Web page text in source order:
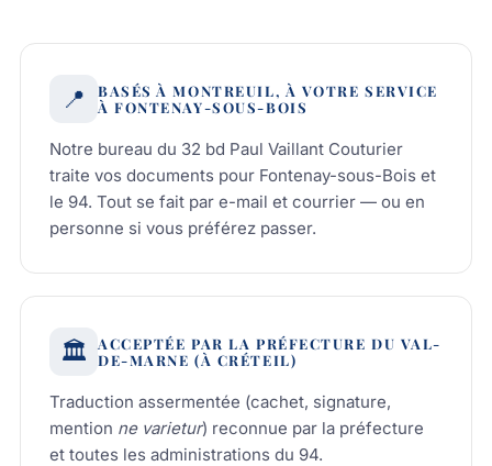
📍
BASÉS À MONTREUIL, À VOTRE SERVICE
À FONTENAY-SOUS-BOIS
Notre bureau du 32 bd Paul Vaillant Couturier
traite vos documents pour Fontenay-sous-Bois et
le 94. Tout se fait par e-mail et courrier — ou en
personne si vous préférez passer.
🏛️
ACCEPTÉE PAR LA PRÉFECTURE DU VAL-
DE-MARNE (À CRÉTEIL)
Traduction assermentée (cachet, signature,
mention ne varietur) reconnue par la préfecture
et toutes les administrations du 94.